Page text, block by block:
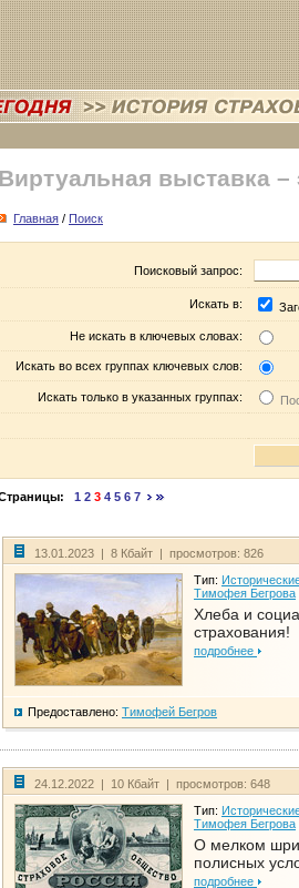
Виртуальная выставка –
Главная / Поиск
Поисковый запрос:
Искать в:
Не искать в ключевых словах:
Искать во всех группах ключевых слов:
Искать только в указанных группах:
1 2 3 4 5 6 7
13.01.2023 | 8 Кбайт | просмотров: 826
Тип:
Тимофея Бегрова
Хлеба и
страхования!
подробнее
Предоставлено: Тимофей Бегров
24.12.2022 | 10 Кбайт | просмотров: 648
Тип:
Тимофея Бегрова
О мелком
полисных
подробнее